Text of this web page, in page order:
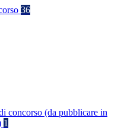
36
concorso (da pubblicare in
1